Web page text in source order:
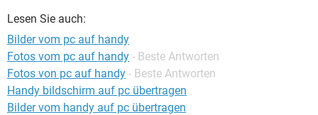
Lesen Sie auch:
Bilder vom pc auf handy
Fotos vom pc auf handy - Beste Antworten
Fotos von pc auf handy - Beste Antworten
Handy bildschirm auf pc übertragen
Bilder vom handy auf pc übertragen